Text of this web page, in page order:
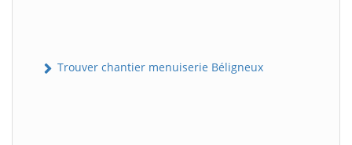
Trouver chantier menuiserie Béligneux